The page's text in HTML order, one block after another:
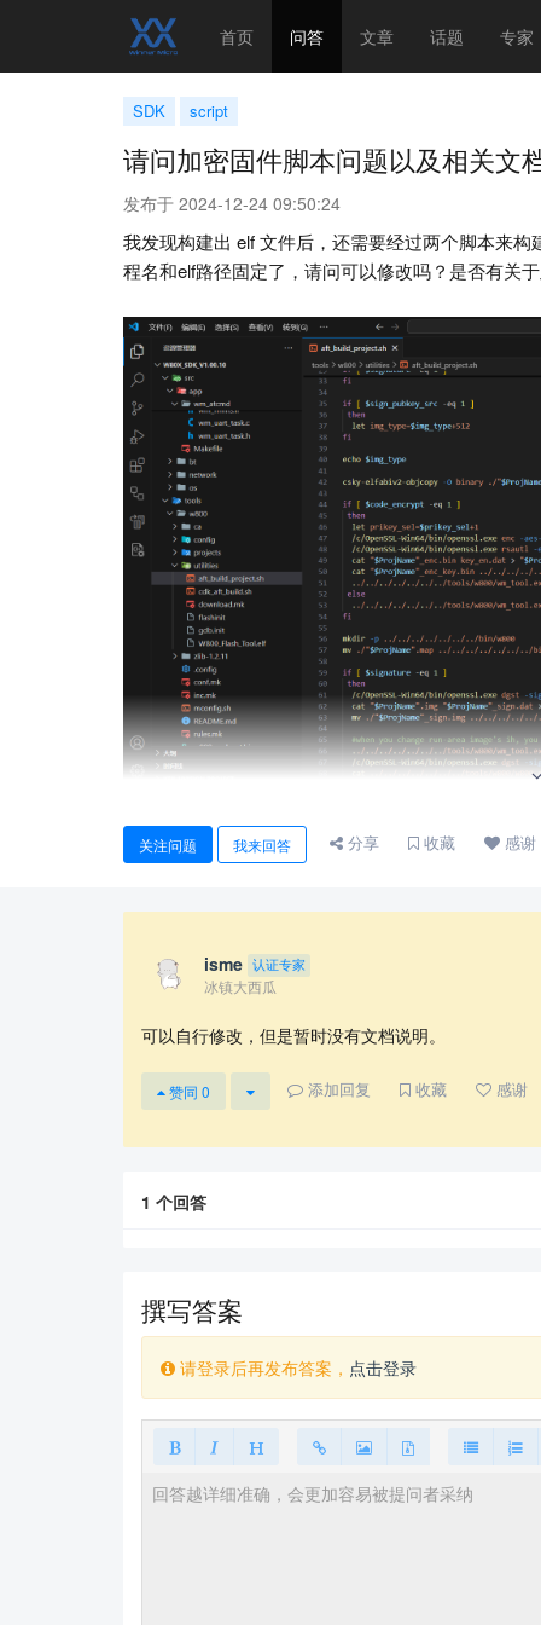
首页 问答 文章 话题 专家
SDK script
请问加密固件脚本问题以及相关文
发布于 2024-12-24 09:50:24
我发现构建出 elf 文件后，还需要经过两个脚本来
程名和elf路径固定了，请问可以修改吗？是否有关
关注问题 我来回答 分享 收藏 感谢
isme 认证专家
冰镇大西瓜
可以自行修改，但是暂时没有文档说明。
赞同 0 添加回复 收藏 感谢
1 个回答
撰写答案
请登录后再发布答案， 点击登录